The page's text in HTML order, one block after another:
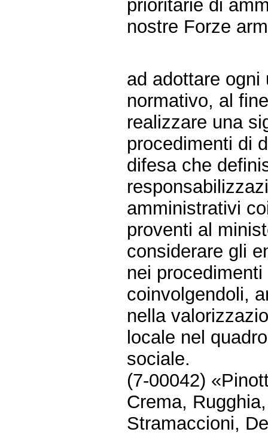
prioritarie di
nostre Forze
ad adottare
normativo, al
realizzare una
procedimenti di
difesa che
amministrativi
proventi al
considerare gli
nei
coinvolgendoli,
nella
locale nel
sociale.
(7-00042)
Crema,
Stramaccioni,